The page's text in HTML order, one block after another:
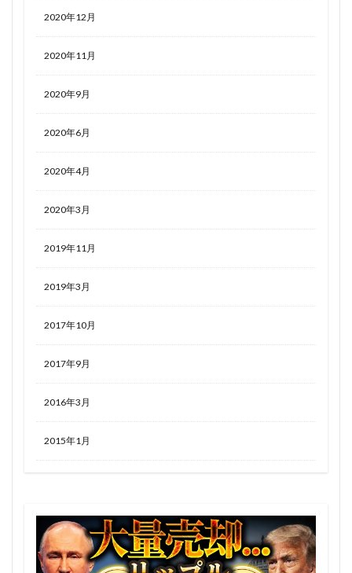
2020年12月
2020年11月
2020年9月
2020年6月
2020年4月
2020年3月
2019年11月
2019年3月
2017年10月
2017年9月
2016年3月
2015年1月